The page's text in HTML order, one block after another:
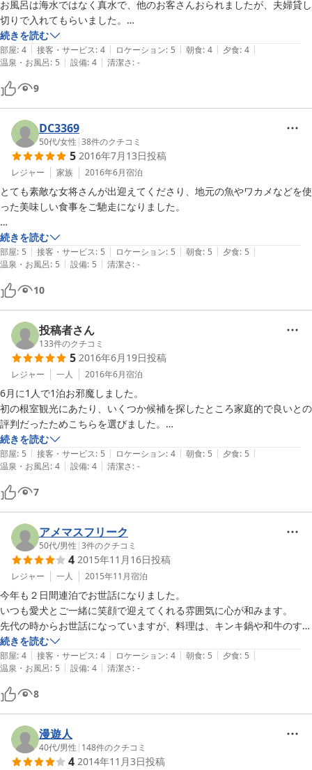
お風呂は海水ではなく真水で、他のお客さんおられましたが、夫婦貸し
切りで入れてもらいました。
機会があればまた宿泊したいと思います。
続きを読む
部屋: 4 | 接客・サービス: 4 | ロケーション: 5 | 朝食: 4 | 夕食: 4 |
温泉・お風呂: 5 | 設備: 4 | 清潔さ: -
9
DC3369
50代/女性 |38件のクチコミ
5 2016年7月13日投稿
レジャー 家族 2016年6月宿泊
とても素敵な女将さんが出迎えてくださり、地元の魚やワカメなどを使
った美味しい食事をご馳走になりました。
部屋もきれいでしたし、
お風呂は、宿泊客が少なかったため、特別に貸切状態で使わせていただ
きました。
どうもありがとうございました。
続きを読む
部屋: 5 | 接客・サービス: 5 | ロケーション: 5 | 朝食: 5 | 夕食: 5 |
温泉・お風呂: 5 | 設備: 5 | 清潔さ: -
10
投稿者さん
133件のクチコミ
5 2016年6月19日投稿
レジャー 一人 2016年6月宿泊
6月に1人で1泊お邪魔しました。
初の根室観光にあたり、いくつか候補を探したところ家庭的で良いとの
評判だったためこちらを選びました。
場所・・・市内から少しありますが、車だったため問題なし
施設・・・外見は昔式の民宿ですが中は綺麗。細かい所まで清掃が行き
届いており、シャワートイレまで
あって快適でした。
共同の足を伸ばせる風呂も長時間の運転後には快適でした
食事・・・朝晩付きにしましたが、しっかりと丁寧に作られた良い意味
での家庭料理＋土地のものでした。
個人的には和食のプチバイキング形式で提供された朝食が美
味しく、食べすぎました（笑）
人　・・・奥様が切り盛りされていますが丁寧、且つ過干渉にならない
距離で
感心しました。あと、看板犬に癒されました（笑）
総合・・・仲居さんがいるような旅館形式を望む人には
少し趣向が違うかもしれませんが、人、食事共に個人的には
最高でした！
次に行く機会があれば、迷わずこちらに泊まります。
ありがとうございました。
続きを読む
部屋: 5 | 接客・サービス: 5 | ロケーション: 4 | 朝食: 5 | 夕食: 5 |
温泉・お風呂: 4 | 設備: 4 | 清潔さ: -
7
アメマスフリーク
50代/男性 |3件のクチコミ
4 2015年11月16日投稿
レジャー 一人 2015年11月宿泊
今年も２日間連泊でお世話になりました。
いつも愛犬とご一緒に笑顔で迎えてくれる雰囲気に心が和みます。
先代の時からお世話になっていますが、料理は、キンキ鍋や和牛のすき
焼きなど、連泊でも飽きさせない心配りに感謝いたします。岩風呂は野
外から帰る私にとって実に気持ちの良いものでした。お風呂に備え付き
のバスタオル、歯ブラシもお願いすると快く提供していただきました。
釣りが目的で投宿したので、朝食は弁当にしてもらいましたが、おにぎ
りの他、おかずも美味しく大変満足しております。また、来年もまたよ
ろしくお願いいたします。
続きを読む
部屋: 4 | 接客・サービス: 4 | ロケーション: 4 | 朝食: 5 | 夕食: 5 |
温泉・お風呂: 5 | 設備: 4 | 清潔さ: -
8
漫遊人
40代/男性 | 148件のクチコミ
4 2014年11月3日投稿